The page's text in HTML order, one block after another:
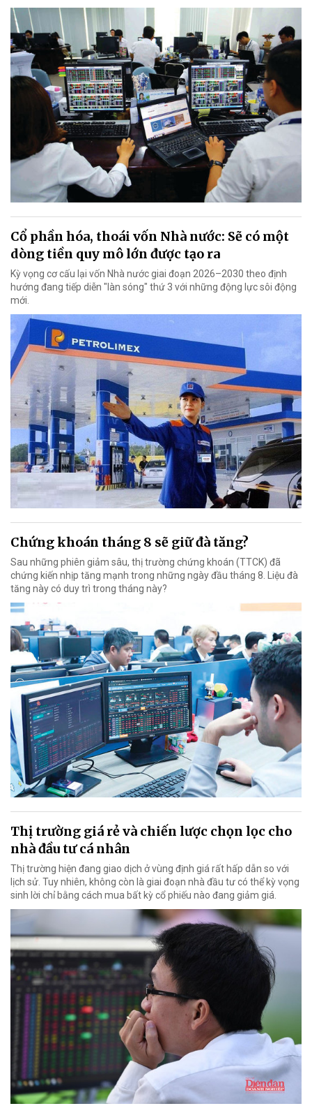
Cổ phần hóa, thoái vốn Nhà nước: Sẽ có một
dòng tiền quy mô lớn được tạo ra
Kỳ vọng cơ cấu lại vốn Nhà nước giai đoạn 2026–2030 theo định
hướng đang tiếp diễn "làn sóng" thứ 3 với những động lực sôi động
mới.
Chứng khoán tháng 8 sẽ giữ đà tăng?
Sau những phiên giảm sâu, thị trường chứng khoán (TTCK) đã
chứng kiến nhịp tăng mạnh trong những ngày đầu tháng 8. Liệu đà
tăng này có duy trì trong tháng này?
Thị trường giá rẻ và chiến lược chọn lọc cho
nhà đầu tư cá nhân
Thị trường hiện đang giao dịch ở vùng định giá rất hấp dẫn so với
lịch sử. Tuy nhiên, không còn là giai đoạn nhà đầu tư có thể kỳ vọng
sinh lời chỉ bằng cách mua bất kỳ cổ phiếu nào đang giảm giá.